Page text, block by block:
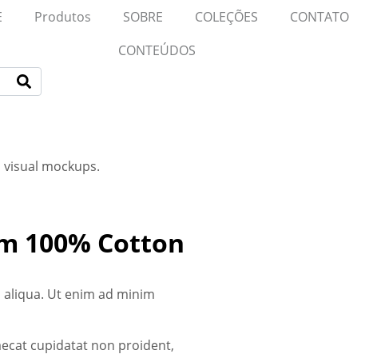
Produtos SOBRE COLEÇÕES
CONTATO
CONTEÚDOS
mockups.
100% Cotton
Ut enim ad minim
cupidatat non proident,